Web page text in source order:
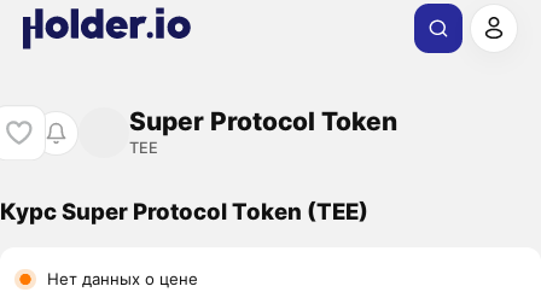
Super Protocol Token
TEE
Курс Super Protocol Token (TEE)
Нет данных о цене